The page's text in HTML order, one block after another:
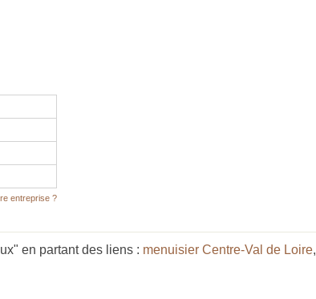
entreprise ?
en partant des liens : menuisier Centre-Val de Loire,